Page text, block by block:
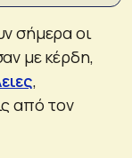
σήμερα οι
με κέρδη,
,
από τον